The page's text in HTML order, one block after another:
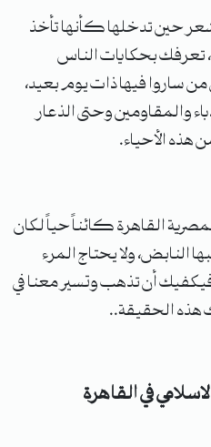
تشعر حين تدخلها كأنها تأخذ
تعرفك بحكايات الناس
فيها ذات يوم بعيد،
والمقاومين وحتى الذعار
هذه الأحياء.
القاهرة كائناً حياً لكان
النابض، ولا يحتاج المرء
فيكفيك أن تذهب وتسير معنا في
هذه الحقيقة..
في القاهرة